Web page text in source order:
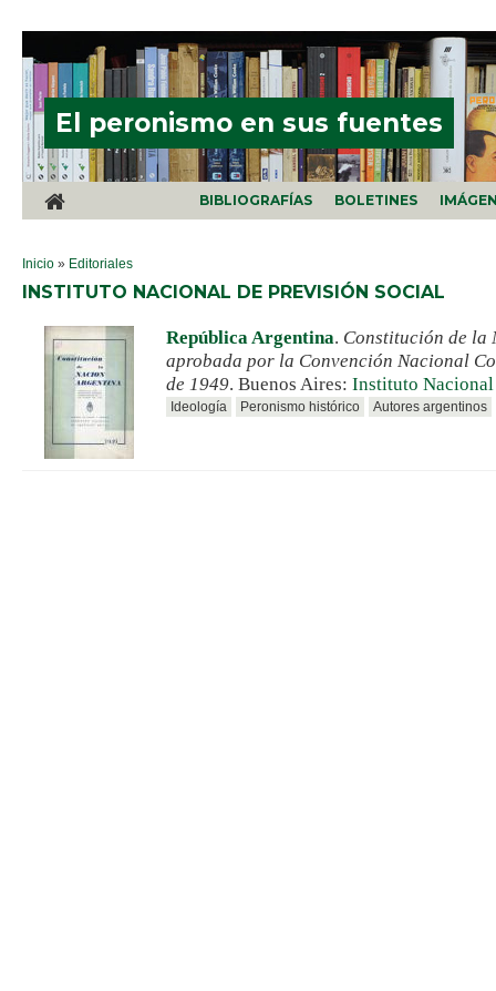
El peronismo en sus fuentes
BIBLIOGRAFÍAS BOLETINES
SE ENCUENTRA USTED AQUÍ
Inicio » Editoriales
INSTITUTO NACIONAL DE PREVISIÓN SOCIAL
República Argentina. Constitución de la
aprobada por la Convención Nacional
de 1949. Buenos Aires: Instituto
Ideología Peronismo histórico Autores argentinos